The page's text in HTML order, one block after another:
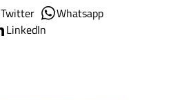
Twitter
Whatsapp
LinkedIn